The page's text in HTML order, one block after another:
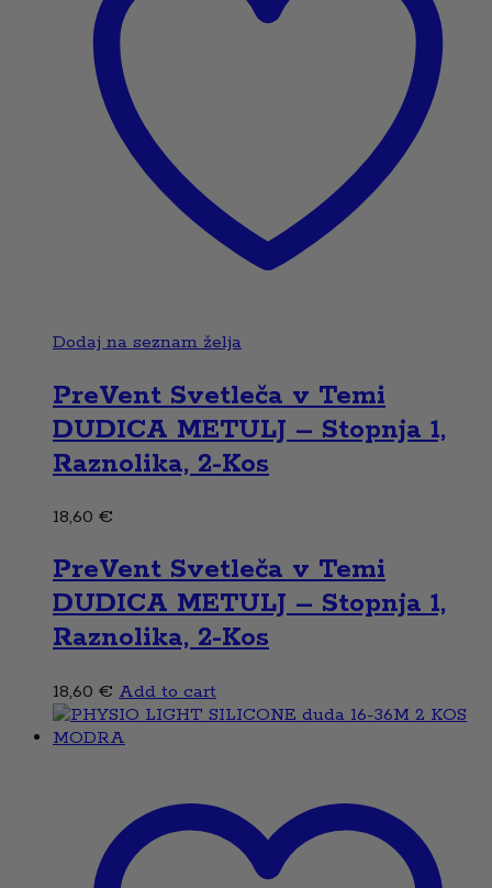
Dodaj na seznam želja
PreVent Svetleča v Temi
DUDICA METULJ – Stopnja 1,
Raznolika, 2-Kos
18,60 €
PreVent Svetleča v Temi
DUDICA METULJ – Stopnja 1,
Raznolika, 2-Kos
18,60 € Add to cart